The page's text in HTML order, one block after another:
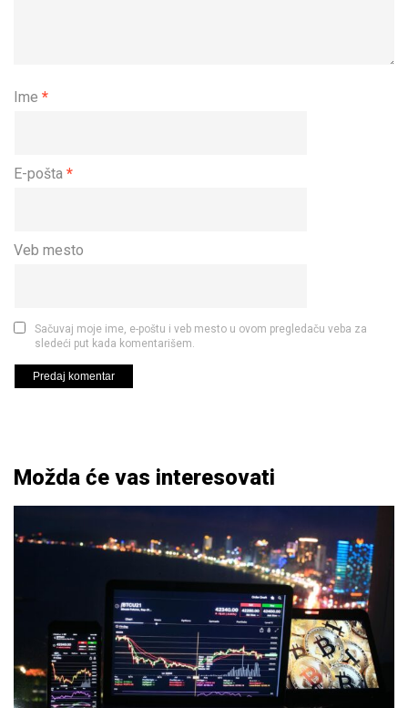
Ime *
E-pošta *
Veb mesto
Sačuvaj moje ime, e-poštu i veb mesto u ovom pregledaču veba za
sledeći put kada komentarišem.
Možda će vas interesovati